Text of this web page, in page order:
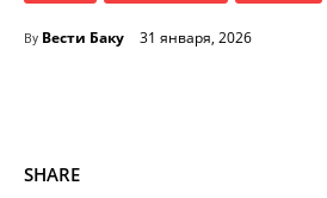
By Вести Баку 31 января, 2026
SHARE